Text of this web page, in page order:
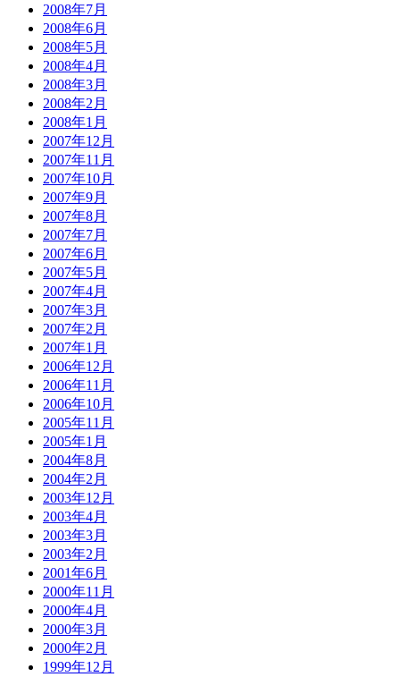
2008年7月
2008年6月
2008年5月
2008年4月
2008年3月
2008年2月
2008年1月
2007年12月
2007年11月
2007年10月
2007年9月
2007年8月
2007年7月
2007年6月
2007年5月
2007年4月
2007年3月
2007年2月
2007年1月
2006年12月
2006年11月
2006年10月
2005年11月
2005年1月
2004年8月
2004年2月
2003年12月
2003年4月
2003年3月
2003年2月
2001年6月
2000年11月
2000年4月
2000年3月
2000年2月
1999年12月